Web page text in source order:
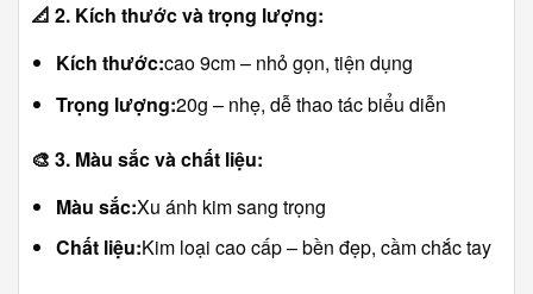
📐 2. Kích thước và trọng lượng:
Kích thước:cao 9cm – nhỏ gọn, tiện dụng
Trọng lượng:20g – nhẹ, dễ thao tác biểu diễn
🎨 3. Màu sắc và chất liệu:
Màu sắc:Xu ánh kim sang trọng
Chất liệu:Kim loại cao cấp – bền đẹp, cầm chắc tay